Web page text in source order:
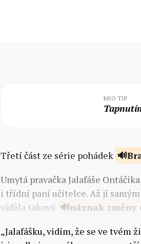
MIO TIP
Třetí část ze série pohádek
Umytá pravačka Jalafáše
i třídní paní učitelce. Až jí
viděla takový
náznak změny
„Jalafášku, vidím, že se ve tvém